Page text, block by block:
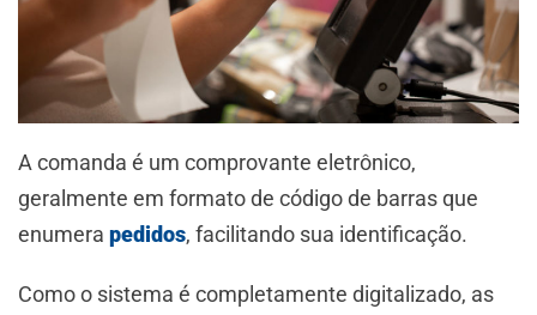
A comanda é um comprovante eletrônico,
geralmente em formato de código de barras que
enumera pedidos, facilitando sua identificação.
Como o sistema é completamente digitalizado, as